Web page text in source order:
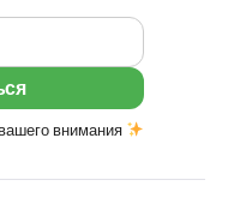
внимания